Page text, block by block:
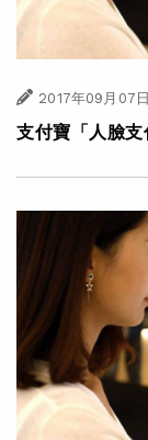
2017年09月07日
支付寶「人臉